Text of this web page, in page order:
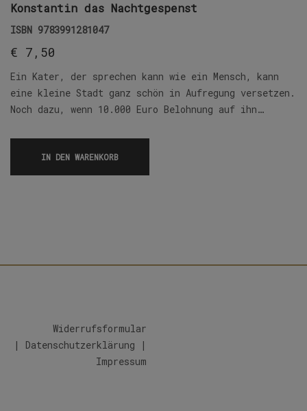
Konstantin das Nachtgespenst
ISBN 9783991281047
€ 7,50
Ein Kater, der sprechen kann wie ein Mensch, kann
eine kleine Stadt ganz schön in Aufregung versetzen.
Noch dazu, wenn 10.000 Euro Belohnung auf ihn…
IN DEN WARENKORB
Widerrufsformular
| Datenschutzerklärung |
Impressum